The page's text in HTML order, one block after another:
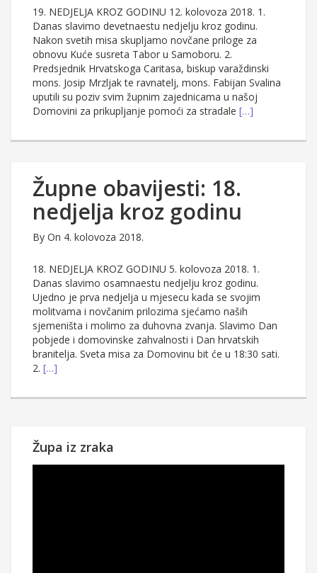
19. NEDJELJA KROZ GODINU 12. kolovoza 2018. 1.
Danas slavimo devetnaestu nedjelju kroz godinu.
Nakon svetih misa skupljamo novčane priloge za
obnovu Kuće susreta Tabor u Samoboru. 2.
Predsjednik Hrvatskoga Caritasa, biskup varaždinski
mons. Josip Mrzljak te ravnatelj, mons. Fabijan Svalina
uputili su poziv svim župnim zajednicama u našoj
Domovini za prikupljanje pomoći za stradale […]
Župne obavijesti: 18.
nedjelja kroz godinu
By On 4. kolovoza 2018.
18. NEDJELJA KROZ GODINU 5. kolovoza 2018. 1.
Danas slavimo osamnaestu nedjelju kroz godinu.
Ujedno je prva nedjelja u mjesecu kada se svojim
molitvama i novčanim prilozima sjećamo naših
sjemeništa i molimo za duhovna zvanja. Slavimo Dan
pobjede i domovinske zahvalnosti i Dan hrvatskih
branitelja. Sveta misa za Domovinu bit će u 18:30 sati.
2. […]
Župa iz zraka